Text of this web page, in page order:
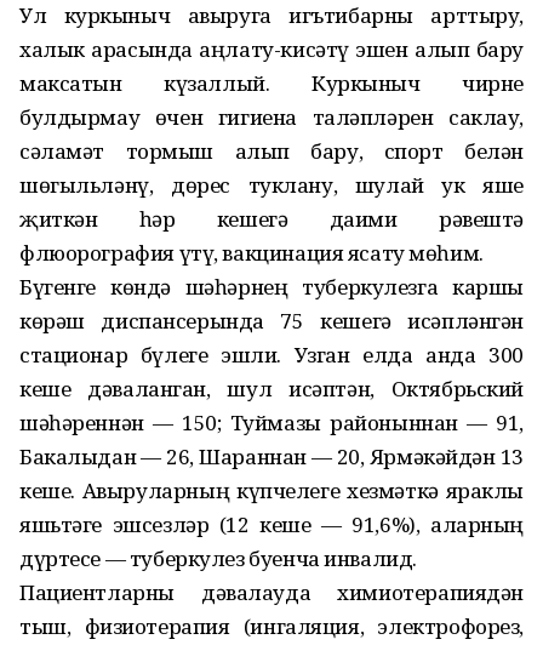
Ул куркыныч авыруга игътибарны арттыру,
халык арасында аңлату-кисәтү эшен алып бару
максатын күзаллый. Куркыныч чирне
булдырмау өчен гигиена таләпләрен саклау,
сәламәт тормыш алып бару, спорт белән
шөгыльләнү, дөрес туклану, шулай ук яше
җиткән һәр кешегә даими рәвештә
флюорография үтү, вакцинация ясату мөһим.
Бүгенге көндә шәһәрнең туберкулезга каршы
көрәш диспансерында 75 кешегә исәпләнгән
стационар бүлеге эшли. Узган елда анда 300
кеше дәваланган, шул исәптән, Октябрьский
шәһәреннән — 150; Туймазы районыннан — 91,
Бакалыдан — 26, Шараннан — 20, Ярмәкәйдән 13
кеше. Авыруларның күпчелеге хезмәткә яраклы
яшьтәге эшсезләр (12 кеше — 91,6%), аларның
дүртесе — туберкулез буенча инвалид.
Пациентларны дәвалауда химиотерапиядән
тыш, физиотерапия (ингаляция, электрофорез,